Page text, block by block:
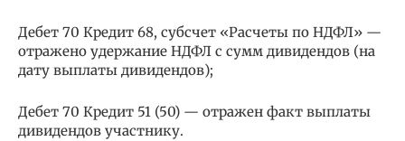
Дебет 70 Кредит 68, субсчет «Расчеты по НДФЛ» —
отражено удержание НДФЛ с сумм дивидендов (на
дату выплаты дивидендов);
Дебет 70 Кредит 51 (50) — отражен факт выплаты
дивидендов участнику.